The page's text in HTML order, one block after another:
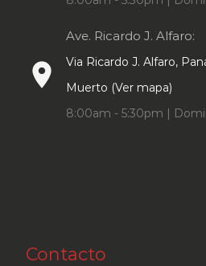
place
Ave. Ricardo J. Alfaro:
Via Ricardo J. Alfaro,
Muerto (Ver mapa)
8:00am - 5:30pm |
Contacto